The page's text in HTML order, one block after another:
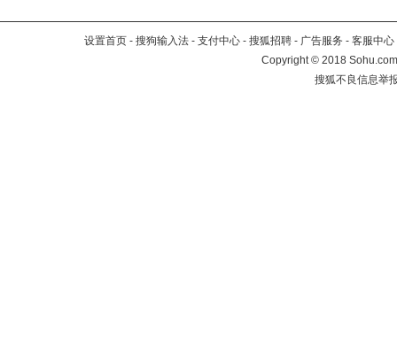
设置首页 - 搜狗输入法 - 支付中心 - 搜狐招聘 - 广告服务 - 客服中心
Copyright©2018
搜狐不良信息举